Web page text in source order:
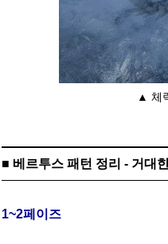
▲ 체
■ 베르투스 패턴 정리 - 거대
1~2페이즈